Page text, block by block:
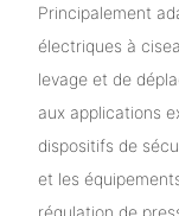
Principalement
électriques à
levage et de
aux applications
dispositifs de
et les
régulation de